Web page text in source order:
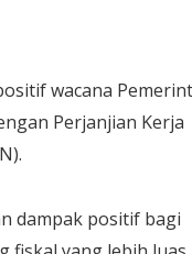
wacana
Perjanjian Kerja
dampak positif bagi